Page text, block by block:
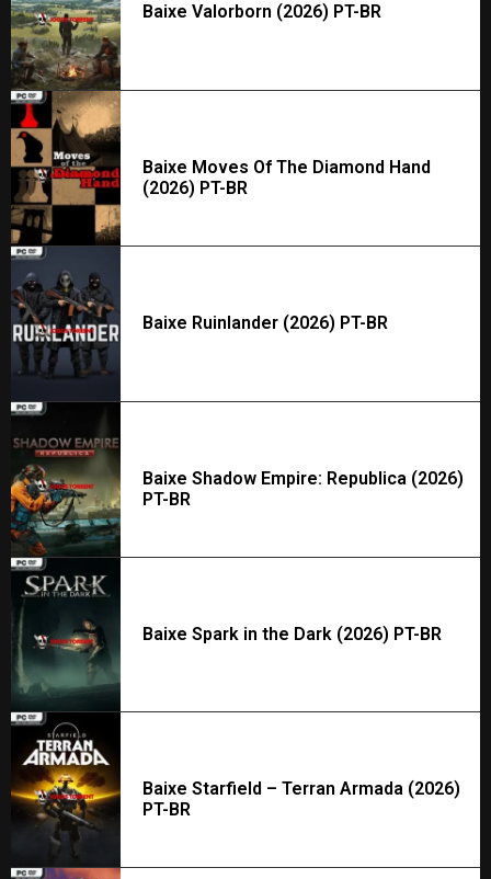
Baixe Valorborn (2026) PT-BR
Baixe Moves Of The Diamond Hand
(2026) PT-BR
Baixe Ruinlander (2026) PT-BR
Baixe Shadow Empire: Republica (2026)
PT-BR
Baixe Spark in the Dark (2026) PT-BR
Baixe Starfield – Terran Armada (2026)
PT-BR